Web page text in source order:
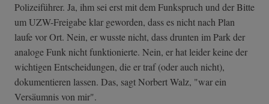
Polizeiführer. Ja, ihm sei erst mit dem Funkspruch und der Bitte
um UZW-Freigabe klar geworden, dass es nicht nach Plan
laufe vor Ort. Nein, er wusste nicht, dass drunten im Park der
analoge Funk nicht funktionierte. Nein, er hat leider keine der
wichtigen Entscheidungen, die er traf (oder auch nicht),
dokumentieren lassen. Das, sagt Norbert Walz, "war ein
Versäumnis von mir".